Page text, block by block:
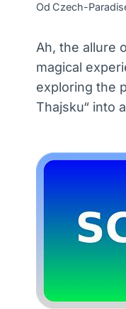
Od Czech-
Ah, the allure
magical
exploring the
Thajsku“ into